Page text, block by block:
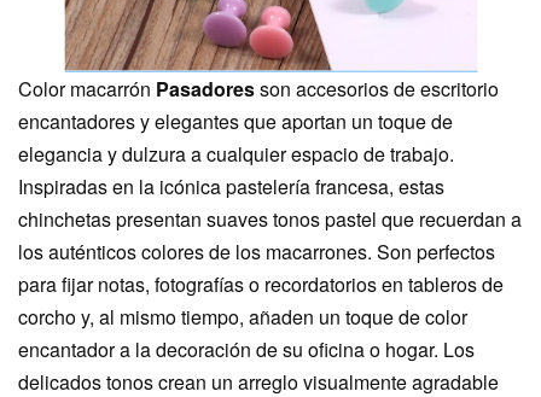
Color macarrón Pasadoresson accesorios de escritorio
encantadores y elegantes que aportan un toque de
elegancia y dulzura a cualquier espacio de trabajo.
Inspiradas en la icónica pastelería francesa, estas
chinchetas presentan suaves tonos pastel que recuerdan a
los auténticos colores de los macarrones. Son perfectos
para fijar notas, fotografías o recordatorios en tableros de
corcho y, al mismo tiempo, añaden un toque de color
encantador a la decoración de su oficina o hogar. Los
delicados tonos crean un arreglo visualmente agradable